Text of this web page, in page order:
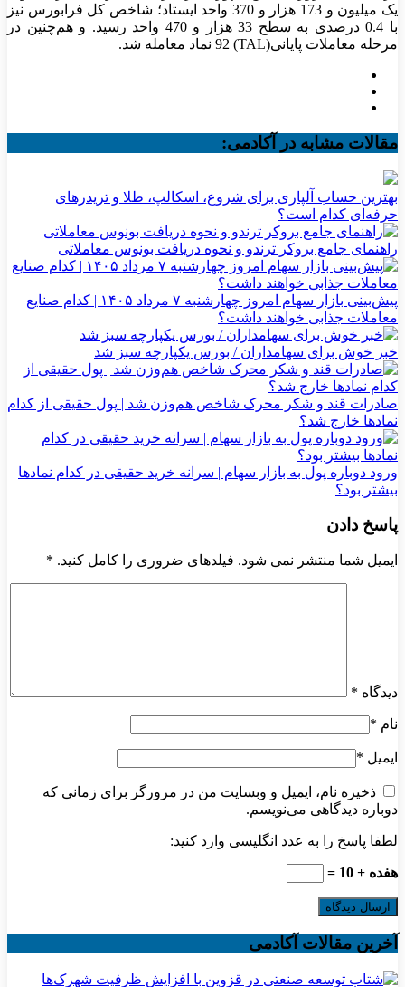
یک میلیون و 173 هزار و 370 واحد ایستاد؛ شاخص کل فرابورس نیز
با 0.4 درصدی به سطح 33 هزار و 470 واحد رسید. و هم‌چنین در
مرحله معاملات پایانی(TAL) 92 نماد معامله شد.
مقالات مشابه در آکادمی:
بهترین حساب آلپاری برای شروع، اسکالپ، طلا و تریدرهای
حرفه‌ای کدام است؟
راهنمای جامع بروکر ترندو و نحوه دریافت بونوس معاملاتی
پیش‌بینی بازار سهام امروز چهارشنبه ۷ مرداد ۱۴۰۵ | کدام صنایع
معاملات جذابی خواهند داشت؟
خبر خوش برای سهامداران / بورس یکپارچه سبز شد
صادرات قند و شکر محرک شاخص هم‌وزن شد | پول حقیقی از کدام
نماد‌ها خارج شد؟
ورود دوباره پول به بازار سهام | سرانه خرید حقیقی در کدام نماد‌ها
بیشتر بود؟
پاسخ دادن
ایمیل شما منتشر نمی شود. فیلدهای ضروری را کامل کنید. *
دیدگاه *
نام *
ایمیل *
ذخیره نام، ایمیل و وبسایت من در مرورگر برای زمانی که
دوباره دیدگاهی می‌نویسم.
لطفا پاسخ را به عدد انگلیسی وارد کنید:
هفده + 10 =
آخرین مقالات آکادمی